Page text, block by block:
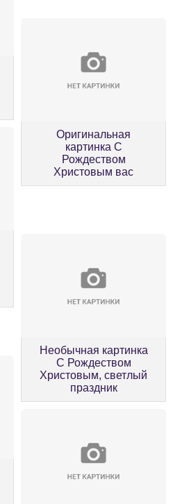
Оригинальная
картинка С
Рождеством
Христовым вас
Необычная картинка
С Рождеством
Христовым, светлый
праздник